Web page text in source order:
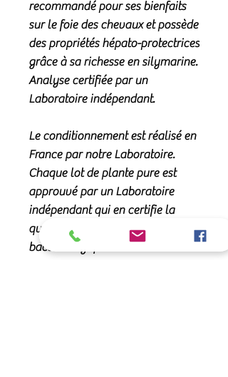
recommandé pour ses bienfaits
sur le foie des chevaux et possède
des propriétés hépato-protectrices
grâce à sa richesse en silymarine.
Analyse certifiée par un
Laboratoire indépendant.
Le conditionnement est réalisé en
France par notre Laboratoire.
Chaque lot de plante pure est
approuvé par un Laboratoire
indépendant qui en certifie la
qualité et analyse la teneur
bactériologique.